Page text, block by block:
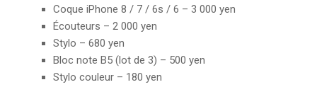
Coque iPhone 8 / 7 / 6s / 6 – 3 000 yen
Écouteurs – 2 000 yen
Stylo – 680 yen
Bloc note B5 (lot de 3) – 500 yen
Stylo couleur – 180 yen